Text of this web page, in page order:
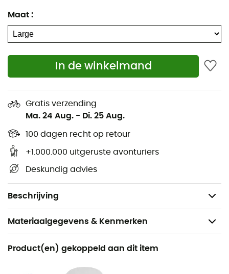
Maat :
In de winkelmand
Gratis verzending
Ma. 24 Aug. - Di. 25 Aug.
100 dagen recht op retour
+1.000.000 uitgeruste avonturiers
Deskundig advies
Beschrijving
Dikte: 5 cm
Afmetingen verpakt: 23 x 13 cm
Materialen: polyester - polyurethaan
Gewicht: 540 g
NeoAir Venture Large:
Afmetingen: 196 x 64 x 5 cm
Dikte: 5 cm
Gewicht: 740 g
Materiaalgegevens & Kenmerken
Aanbevolen voor
Wandelen / Trekking / Bergbeklimmen / Kamperen
Product(en) gekoppeld aan dit item